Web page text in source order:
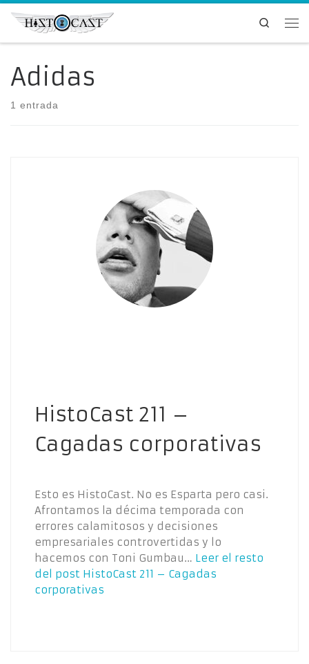
Saltar al contenido
Search
Adidas
1 entrada
HistoCast 211 –
Cagadas corporativas
Esto es HistoCast. No es Esparta pero casi.
Afrontamos la décima temporada con
errores calamitosos y decisiones
empresariales controvertidas y lo
hacemos con Toni Gumbau… Leer el resto
del post HistoCast 211 – Cagadas
corporativas